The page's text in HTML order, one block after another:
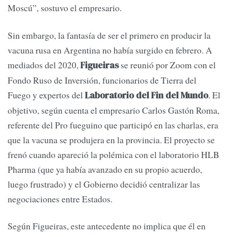
Moscú”, sostuvo el empresario.
Sin embargo, la fantasía de ser el primero en producir la
vacuna rusa en Argentina no había surgido en febrero. A
mediados del 2020,Figueirasse reunió por Zoom con el
Fondo Ruso de Inversión, funcionarios de Tierra del
Fuego y expertos delLaboratorio del Fin del Mundo. El
objetivo, según cuenta el empresario Carlos Gastón Roma,
referente del Pro fueguino que participó en las charlas, era
que la vacuna se produjera en la provincia. El proyecto se
frenó cuando apareció la polémica con el laboratorio HLB
Pharma (que ya había avanzado en su propio acuerdo,
luego frustrado) y el Gobierno decidió centralizar las
negociaciones entre Estados.
Según Figueiras, este antecedente no implica que él en